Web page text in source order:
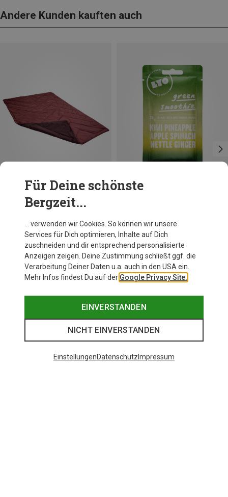
Andere Kunden kauften auch
Plangge 400 II Syn Decke
ONE SIZE
Lyofood
Green Smoothie
3,45 €
Für Deine schönste
Bergzeit...
… verwenden wir Cookies. So können wir unsere
Services für Dich optimieren, Inhalte auf Dich
zuschneiden und dir entsprechend personalisierte
Anzeigen zeigen. Deine Zustimmung schließt ggf. die
Verarbeitung Deiner Daten u.a. auch in den USA ein.
Mehr Infos findest Du auf der Google Privacy Site.
EINVERSTANDEN
NICHT EINVERSTANDEN
EinstellungenDatenschutz Impressum